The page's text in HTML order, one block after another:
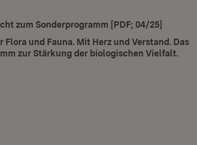
zum Sonderprogramm [PDF; 04/25]
Flora und Fauna. Mit Herz und Verstand. Das
zur Stärkung der biologischen Vielfalt.